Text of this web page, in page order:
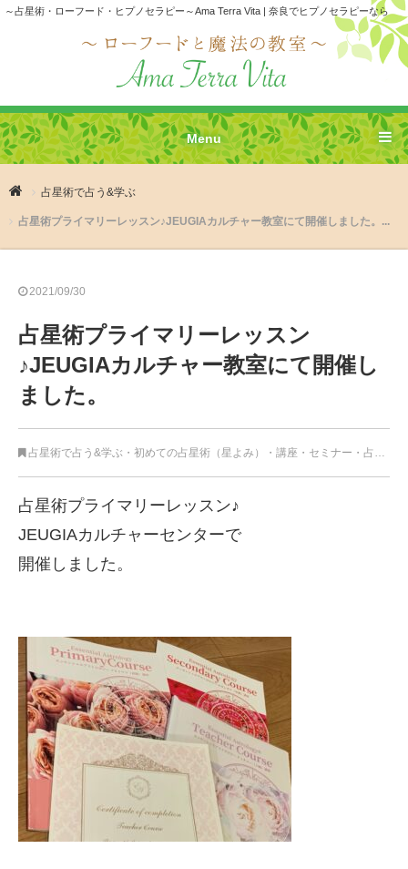
～占星術・ローフード・ヒプノセラピー～Ama Terra Vita | 奈良でヒプノセラピーなら
Menu
占星術で占う&学ぶ
占星術プライマリーレッスン♪JEUGIAカルチャー教室にて開催しました。...
2021/09/30
占星術プライマリーレッスン
♪JEUGIAカルチャー教室にて開催し
ました。
占星術で占う&学ぶ ・ 初めての占星術（星よみ） ・ 講座・セミナー ・ 占星術
占星術プライマリーレッスン♪
JEUGIAカルチャーセンターで
開催しました。